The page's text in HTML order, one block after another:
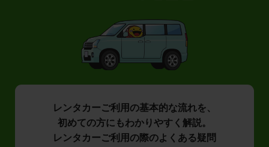
レンタカーご利用の基本的な流れを、
初めての方にもわかりやすく解説。
レンタカーご利用の際のよくある疑問